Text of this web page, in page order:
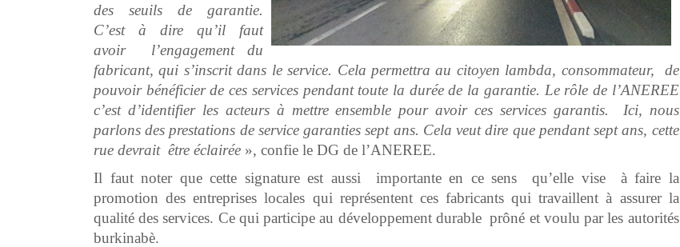
des seuils de garantie.
C’est à dire qu’il faut
avoir l’engagement du
fabricant, qui s’inscrit dans le service. Cela permettra au citoyen lambda, consommateur, de
pouvoir bénéficier de ces services pendant toute la durée de la garantie. Le rôle de l’ANEREE
c’est d’identifier les acteurs à mettre ensemble pour avoir ces services garantis. Ici, nous
parlons des prestations de service garanties sept ans. Cela veut dire que pendant sept ans, cette
rue devrait être éclairée », confie le DG de l’ANEREE.
Il faut noter que cette signature est aussi importante en ce sens qu’elle vise à faire la
promotion des entreprises locales qui représentent ces fabricants qui travaillent à assurer la
qualité des services. Ce qui participe au développement durable prôné et voulu par les autorités
burkinabè.